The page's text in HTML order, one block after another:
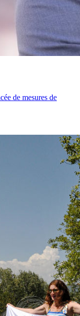
de mesures de